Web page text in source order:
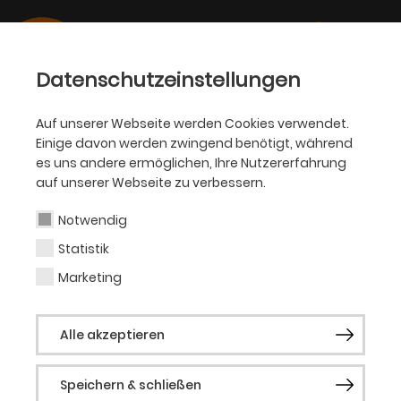
Datenschutzeinstellungen
Auf unserer Webseite werden Cookies verwendet.
Einige davon werden zwingend benötigt, während
es uns andere ermöglichen, Ihre Nutzererfahrung
auf unserer Webseite zu verbessern.
Notwendig
Statistik
Marketing
Alle akzeptieren
Speichern & schließen
Sponsoring &
Kooperationen
Werden Sie Partner des Theater
Dortmund
Das Theater Dortmund gehört zu dem
führenden Theater im deutschsprachigen
Raum und blickt stolz auf eine 120 Jahre
währende Geschichte zurück.